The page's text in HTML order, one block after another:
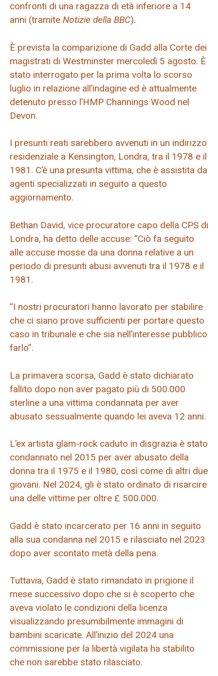
confronti di una ragazza di età inferiore a 14
anni (tramite Notizie della BBC).
È prevista la comparizione di Gadd alla Corte dei
magistrati di Westminster mercoledì 5 agosto. È
stato interrogato per la prima volta lo scorso
luglio in relazione all’indagine ed è attualmente
detenuto presso l’HMP Channings Wood nel
Devon.
I presunti reati sarebbero avvenuti in un indirizzo
residenziale a Kensington, Londra, tra il 1978 e il
1981. C’è una presunta vittima, che è assistita da
agenti specializzati in seguito a questo
aggiornamento.
Bethan David, vice procuratore capo della CPS di
Londra, ha detto delle accuse: “Ciò fa seguito
alle accuse mosse da una donna relative a un
periodo di presunti abusi avvenuti tra il 1978 e il
1981.
“I nostri procuratori hanno lavorato per stabilire
che ci siano prove sufficienti per portare questo
caso in tribunale e che sia nell’interesse pubblico
farlo”.
La primavera scorsa, Gadd è stato dichiarato
fallito dopo non aver pagato più di 500.000
sterline a una vittima condannata per aver
abusato sessualmente quando lei aveva 12 anni.
L’ex artista glam-rock caduto in disgrazia è stato
condannato nel 2015 per aver abusato della
donna tra il 1975 e il 1980, così come di altri due
giovani. Nel 2024, gli è stato ordinato di risarcire
una delle vittime per oltre £ 500.000.
Gadd è stato incarcerato per 16 anni in seguito
alla sua condanna nel 2015 e rilasciato nel 2023
dopo aver scontato metà della pena.
Tuttavia, Gadd è stato rimandato in prigione il
mese successivo dopo che si è scoperto che
aveva violato le condizioni della licenza
visualizzando presumibilmente immagini di
bambini scaricate. All’inizio del 2024 una
commissione per la libertà vigilata ha stabilito
che non sarebbe stato rilasciato.